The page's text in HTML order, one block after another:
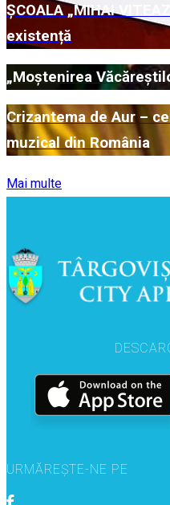
ȘCOALA „MIHAI
existență
„Moștenirea
Crizantema de Aur –
muzical din România
Mai multe
URMĂREȘTE-NE PE